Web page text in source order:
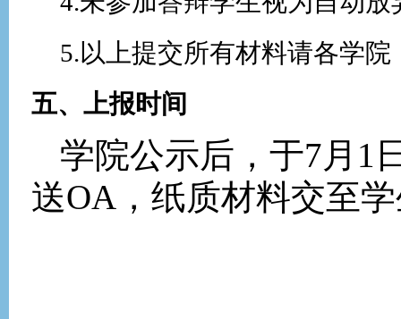
5.以上提交所有材料请各学
五、上报时间
学院公示后，于7月 1
送OA ，纸质材料交至